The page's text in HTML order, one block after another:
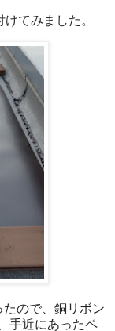
てみました。
ので、銅リボン
手近にあったペ